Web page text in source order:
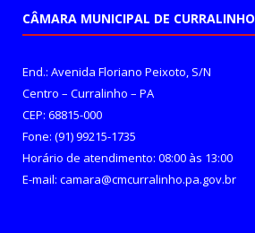
CÂMARA MUNICIPAL DE CURRALINHO
End.: Avenida Floriano Peixoto, S/N
Centro – Curralinho – PA
CEP: 68815-000
Fone: (91) 99215-1735
Horário de atendimento: 08:00 às 13:00
E-mail: camara@cmcurralinho.pa.gov.br